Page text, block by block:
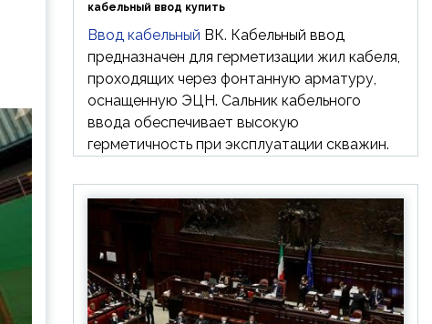
кабельный ввод купить
Ввод кабельный ВК. Кабельный ввод
предназначен для герметизации жил кабеля,
проходящих через фонтанную арматуру,
оснащенную ЭЦН. Сальник кабельного
ввода обеспечивает высокую
герметичность при эксплуатации скважин.